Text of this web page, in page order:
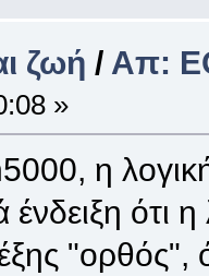
ζωή / Απ:
»
η
ένδειξη ότι
"ορθός",